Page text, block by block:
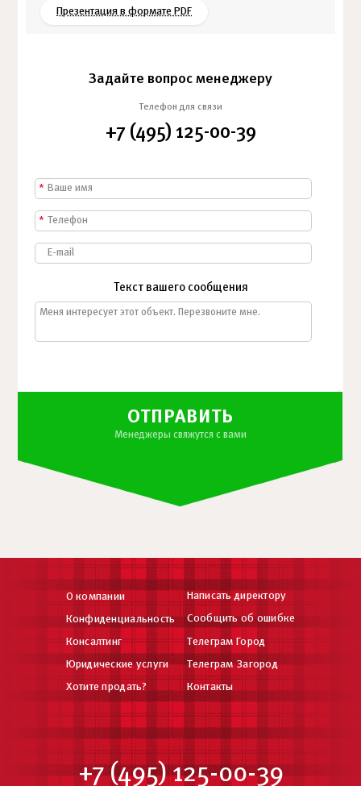
Презентация в формате PDF
Задайте вопрос менеджеру
Телефон для связи
+7 (495) 125-00-39
*
*
Текст вашего сообщения
ОТПРАВИТЬ
Менеджеры свяжутся с вами
О компании
Конфиденциальность
Консалтинг
Юридические услуги
Хотите продать?
Написать директору
Сообщить об ошибке
Телеграм Город
Телеграм Загород
Контакты
+7 (495) 125-00-39